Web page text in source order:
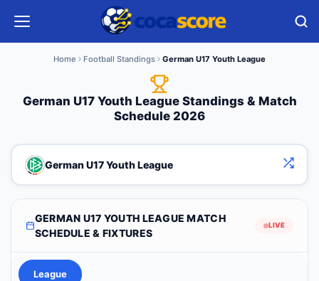
Home Football Standings German U17 Youth League
German U17 Youth League Standings & Match
Schedule 2026
German U17 Youth League
GERMAN U17 YOUTH LEAGUE MATCH
SCHEDULE & FIXTURES
LIVE
League